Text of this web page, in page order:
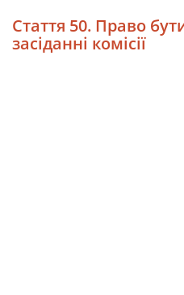
Стаття 50. Право
засіданні комісії